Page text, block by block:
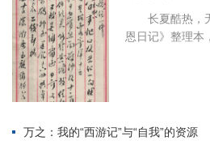
长夏酷热，
恩日记》整理
万之：我的“西游记”与“自我”的资源